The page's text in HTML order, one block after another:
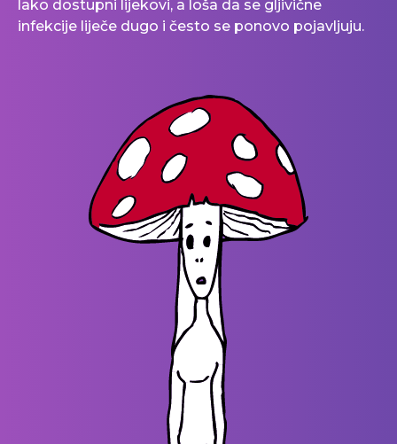
lako dostupni lijekovi, a loša da se gljivične
infekcije liječe dugo i često se ponovo pojavljuju.